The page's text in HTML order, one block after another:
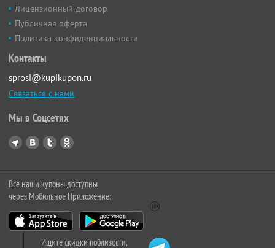
Лицензионный договор
Публичная оферта
Политика конфиденциальности
Контакты
sprosi@kupikupon.ru
Связаться с нами
Мы в Соцсетях
Все наши купоны доступны
через Мобильное Приложение:
Ищите скидки поблизости,